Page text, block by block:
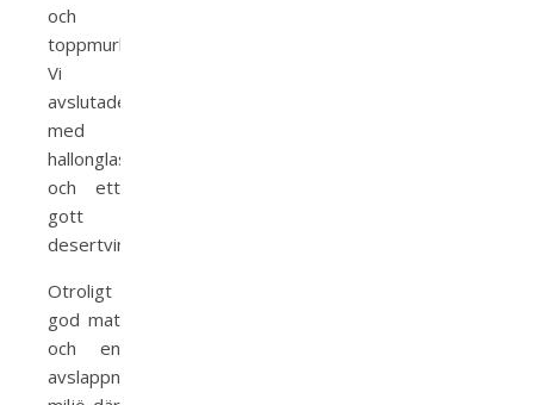
och
toppmurklor.
Vi
avslutade
med
hallonglass
och ett
gott
desertvin.
Otroligt
god mat
och en
avslappnad